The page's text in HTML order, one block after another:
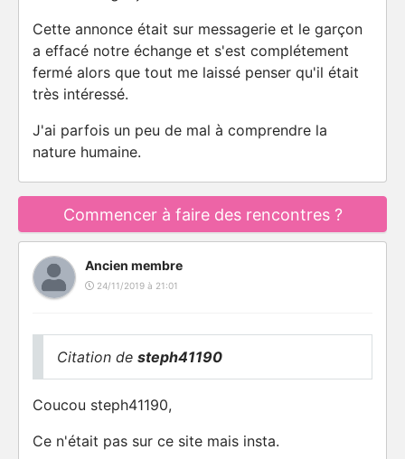
Cette annonce était sur messagerie et le garçon
a effacé notre échange et s'est complétement
fermé alors que tout me laissé penser qu'il était
très intéressé.
J'ai parfois un peu de mal à comprendre la
nature humaine.
Commencer à faire des rencontres ?
Ancien membre
24/11/2019 à 21:01
Citation de steph41190
Coucou steph41190,
Ce n'était pas sur ce site mais insta.